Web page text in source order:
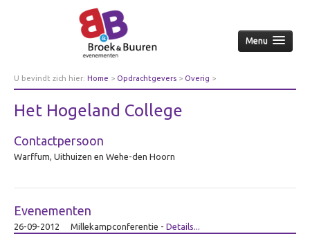
Menu
Aanpak
Nieuws & achtergrond
Wie
Opdrachtgevers
Over opdrachtgevers
U bevindt zich hier: Home > Opdrachtgevers > Overig >
Het Hogeland College
Het Hogeland College
Contactpersoon
Warffum, Uithuizen en Wehe-den Hoorn
Evenementen
26-09-2012 Millekampconferentie - Details...